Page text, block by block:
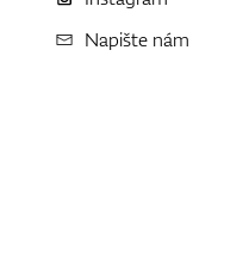
Napište nám